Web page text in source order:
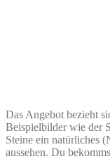
Das Angebot bezieht
Beispielbilder wie der
Steine ein natürliches
aussehen. Du